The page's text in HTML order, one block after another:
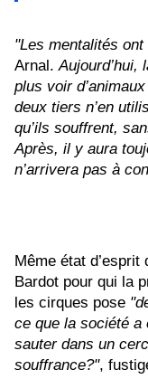
"Les mentalités ont
Arnal. Aujourd’hui,
plus voir
deux tiers n’en
qu’ils souffrent,
Après, il y aura
n’arrivera pas à
Même état
Bardot pour qui la
les cirques pose
ce que la société a
sauter dans un
souffrance?",